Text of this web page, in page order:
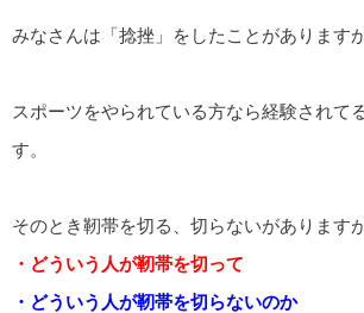
みなさんは「捻挫」をしたことがあります
スポーツをやられている方なら経験されて
す。
そのとき靭帯を切る、切らないがありますが
・どういう人が靭帯を切って
・どういう人が靭帯を切らないのか